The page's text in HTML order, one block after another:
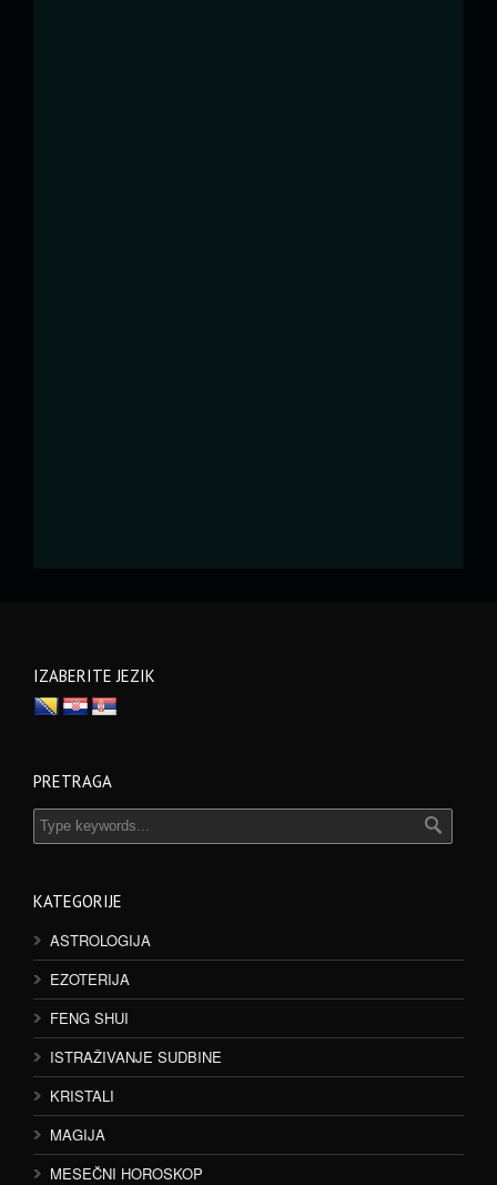
IZABERITE JEZIK
PRETRAGA
KATEGORIJE
ASTROLOGIJA
EZOTERIJA
FENG SHUI
ISTRAŽIVANJE SUDBINE
KRISTALI
MAGIJA
MESEČNI HOROSKOP